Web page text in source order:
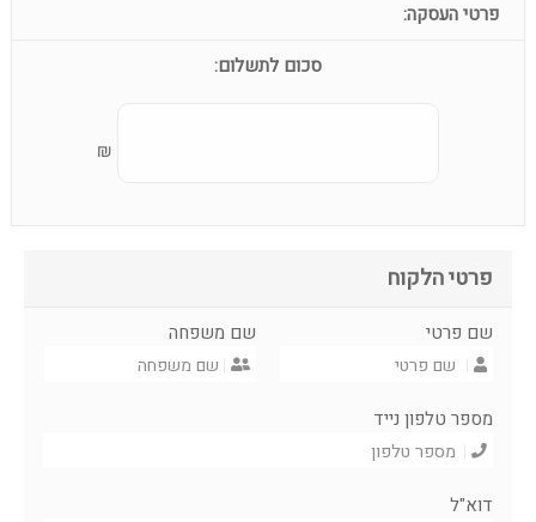
פרטי העסקה:
סכום לתשלום:
₪
פרטי הלקוח
שם פרטי שם משפחה
מספר טלפון נייד
דוא"ל